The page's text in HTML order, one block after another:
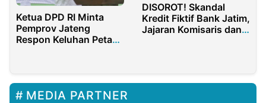
Ketua DPD RI Minta
Pemprov Jateng
Respon Keluhan Petani
DISOROT! Skandal
Kredit Fiktif Bank Jatim,
Jajaran Komisaris dan
MEDIA PARTNER